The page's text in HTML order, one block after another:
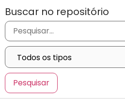
Buscar no repositório